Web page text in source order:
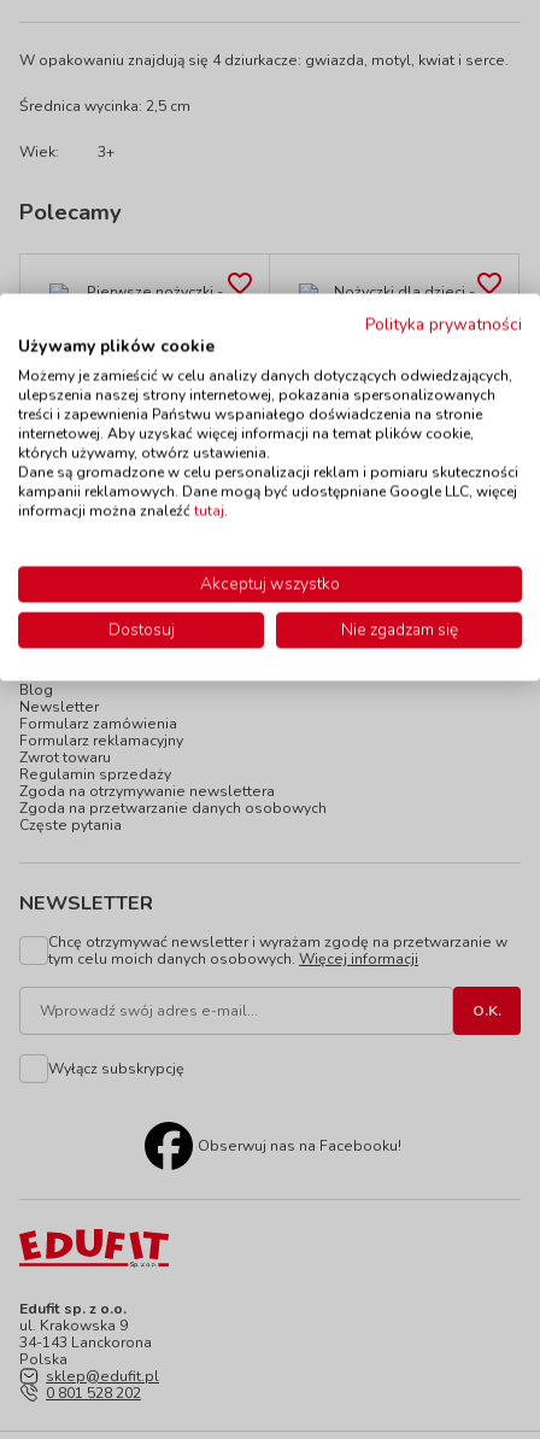
W opakowaniu znajdują się 4 dziurkacze: gwiazda, motyl, kwiat i serce.
Średnica wycinka: 2,5 cm
Wiek: 3+
Polecamy
Pierwsze nożyczki -
turkusowe
kod: DC4066
Dostępnośćdo 14 dni
27,90 zł z VAT
Do koszyka
Nożyczki dla dzieci -
kod: DC1382
Dostępnośćdo 14 dni
Do koszyka
Edufit sp. z o.o.
ul. Krakowska 9
34-143 Lanckorona
Polska
sklep@edufit.pl
0 801 528 202
INFOPANEL
Blog
Newsletter
Formularz zamówienia
Formularz reklamacyjny
Zwrot towaru
Regulamin sprzedaży
Zgoda na otrzymywanie newslettera
Zgoda na przetwarzanie danych osobowych
Częste pytania
NEWSLETTER
Chcę otrzymywać newsletter i wyrażam zgodę na przetwarzanie w
tym celu moich danych osobowych. Więcej informacji
Wyłącz subskrypcję
Obserwuj nas na Facebooku!
Polityka prywatności
Używamy plików cookie
Możemy je zamieścić w celu analizy danych dotyczących odwiedzających,
ulepszenia naszej strony internetowej, pokazania spersonalizowanych
treści i zapewnienia Państwu wspaniałego doświadczenia na stronie
internetowej. Aby uzyskać więcej informacji na temat plików cookie,
których używamy, otwórz ustawienia.
Dane są gromadzone w celu personalizacji reklam i pomiaru skuteczności
kampanii reklamowych. Dane mogą być udostępniane Google LLC, więcej
informacji można znaleźćtutaj.
Akceptuj wszystko
Dostosuj
Nie zgadzam się